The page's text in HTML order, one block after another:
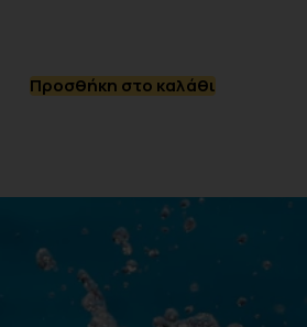
Προσθήκη στο καλάθι